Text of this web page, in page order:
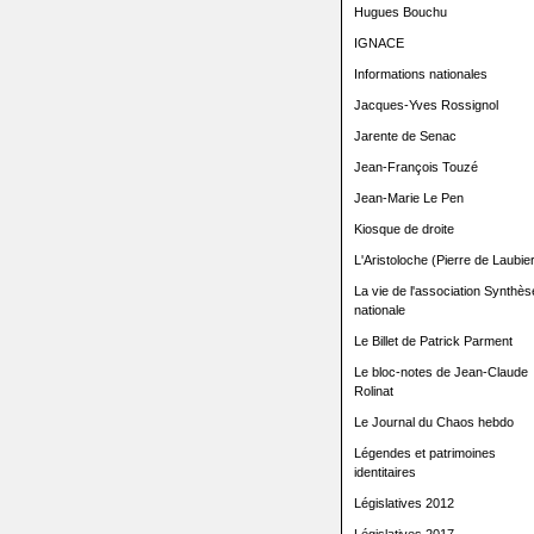
Hugues Bouchu
IGNACE
Informations nationales
Jacques-Yves Rossignol
Jarente de Senac
Jean-François Touzé
Jean-Marie Le Pen
Kiosque de droite
L'Aristoloche (Pierre de
La vie de l'association
nationale
Le Billet de Patrick Parment
Le bloc-notes de Jean-Claude
Rolinat
Le Journal du Chaos hebdo
Légendes et patrimoines
identitaires
Législatives 2012